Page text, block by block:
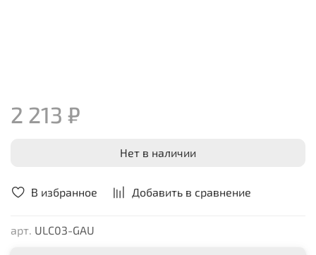
В избранное Добавить в сравнение
арт. ULC03-GAU
2 213 ₽
Нет в наличии